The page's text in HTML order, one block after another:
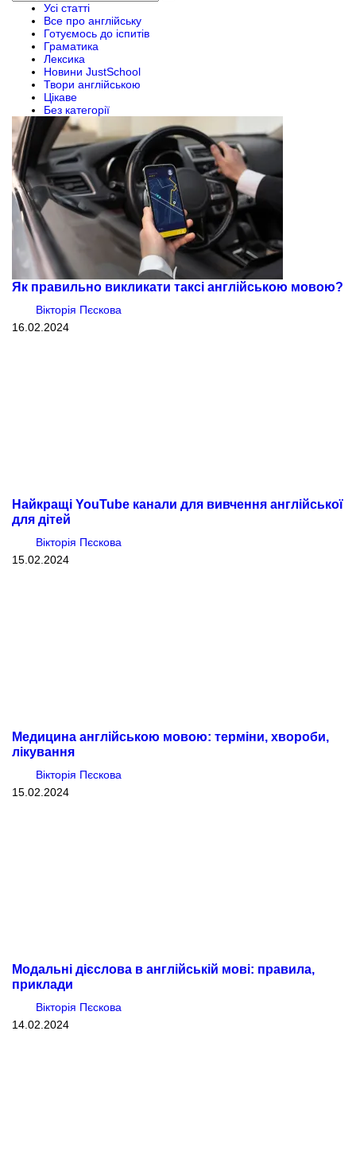
Усі статті
Все про англійську
Готуємось до іспитів
Граматика
Лексика
Новини JustSchool
Твори англійською
Цікаве
Без категорії
Як правильно викликати таксі англійською мовою?
Вікторія Пєскова
16.02.2024
Найкращі YouTube канали для вивчення англійської
для дітей
Вікторія Пєскова
15.02.2024
Медицина англійською мовою: терміни, хвороби,
лікування
Вікторія Пєскова
15.02.2024
Модальні дієслова в англійській мові: правила,
приклади
Вікторія Пєскова
14.02.2024